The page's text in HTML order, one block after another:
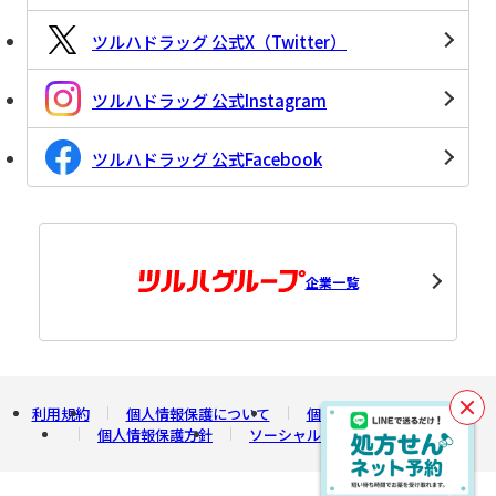
ツルハドラッグ 公式X（Twitter）
ツルハドラッグ 公式Instagram
ツルハドラッグ 公式Facebook
企業一覧
利用規約 個人情報保護について
個人情報の開示について
個人情報保護方針
ソーシャルメディアポリシー
閉